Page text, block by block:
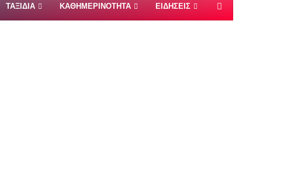
ΤΑΞΙΔΙΑ ΚΑΘΗΜΕΡΙΝΟΤΗΤΑ ΕΙΔΗΣΕΙΣ